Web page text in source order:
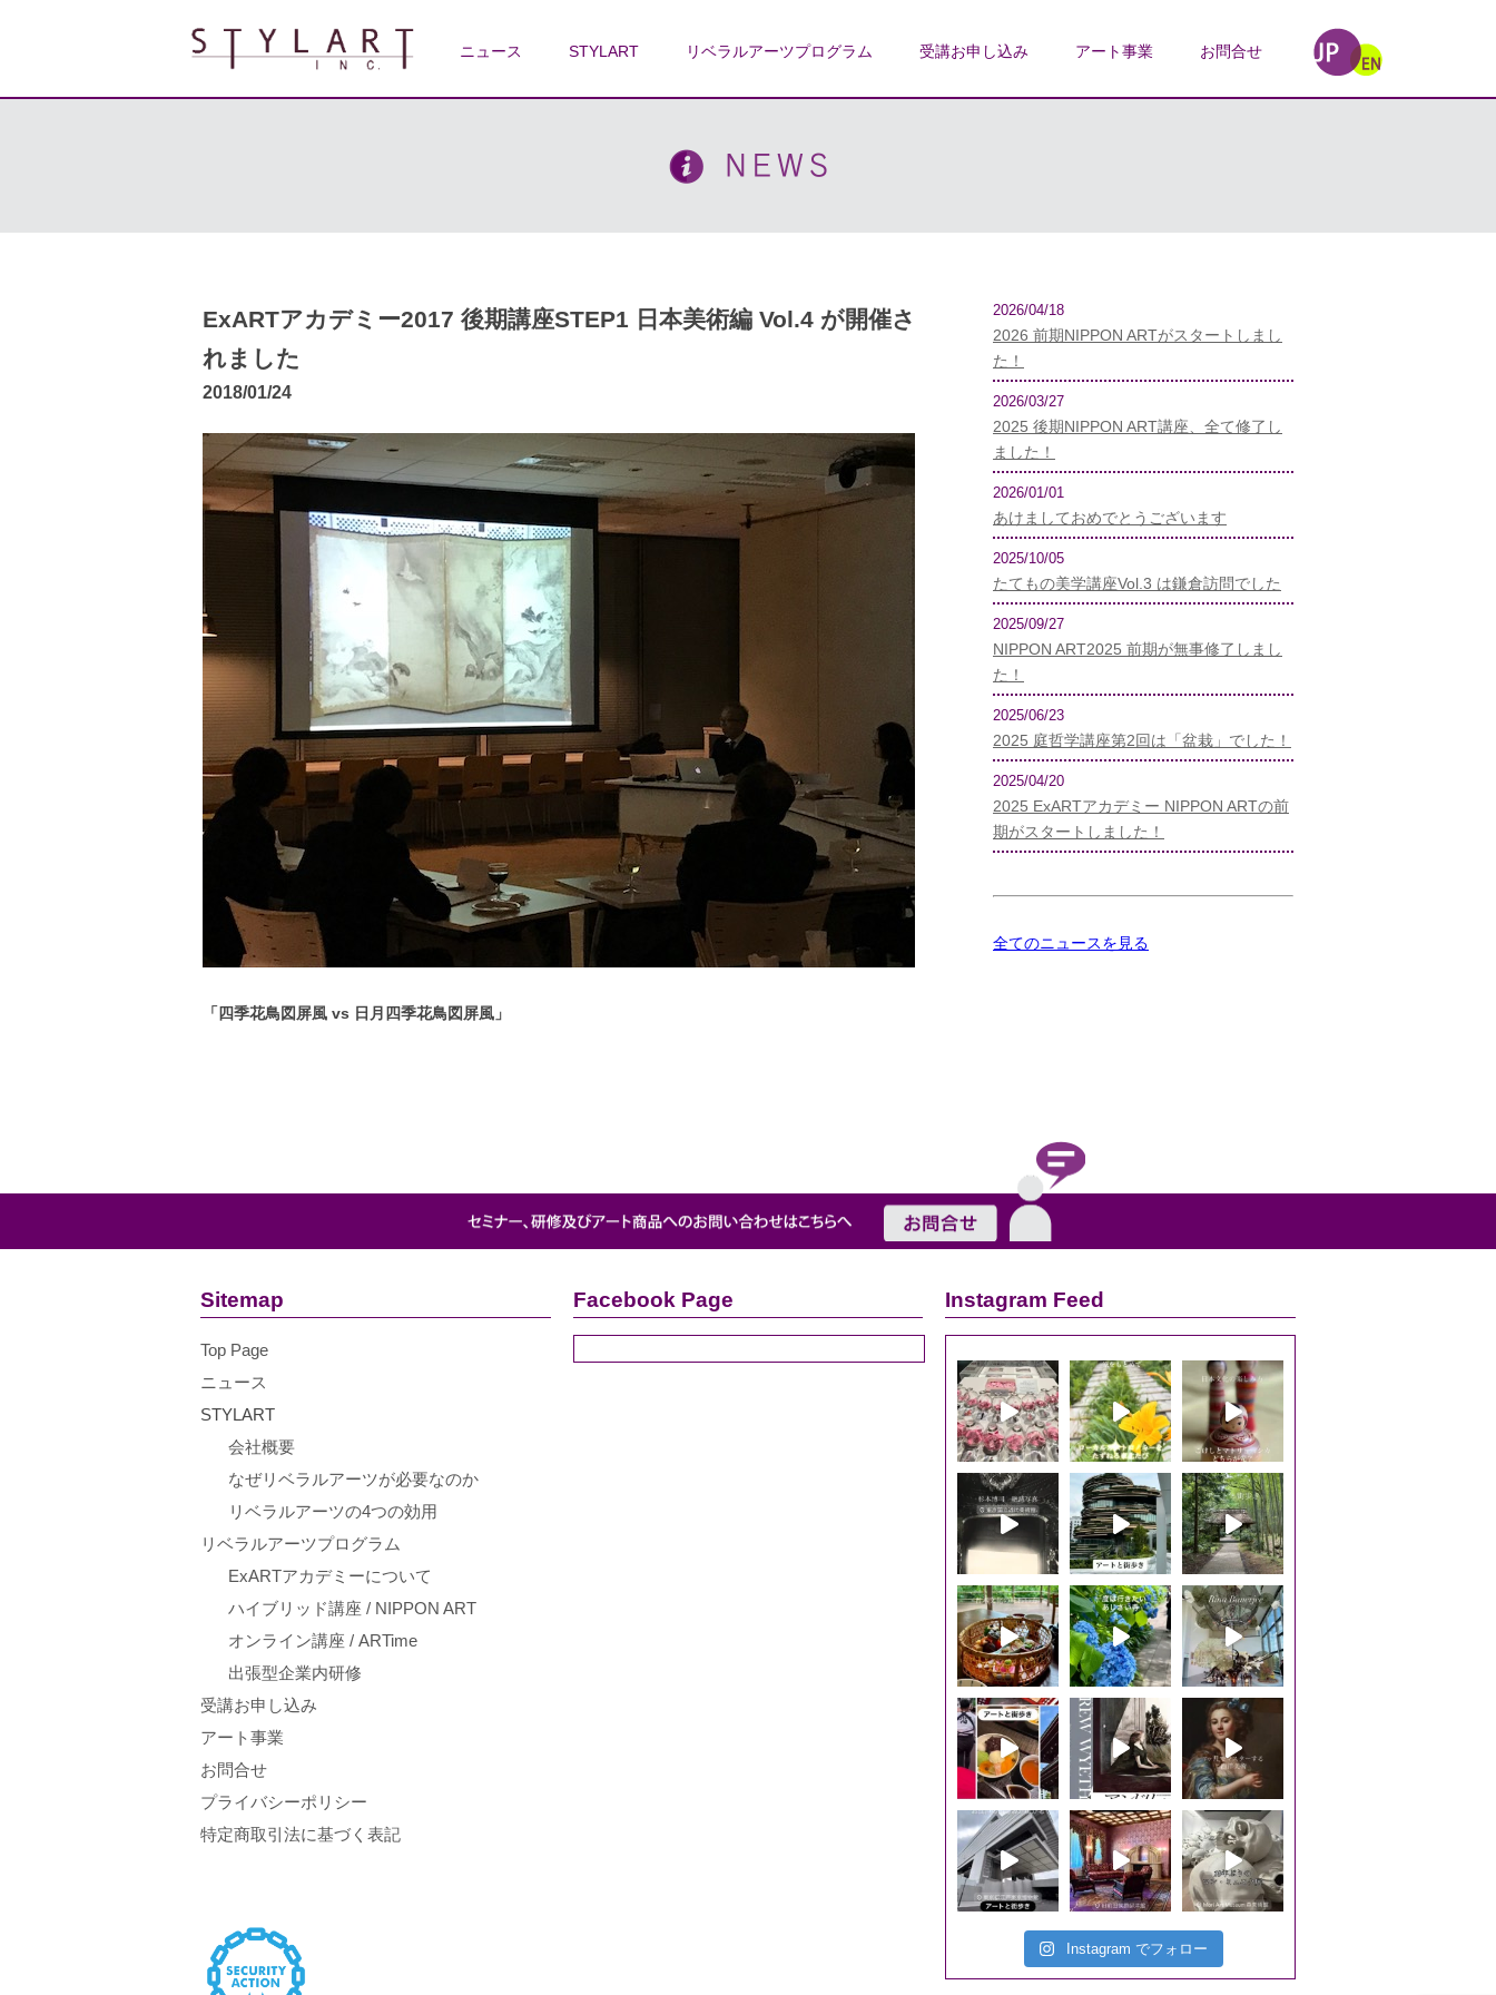
ニュース STYLART リベラルアーツプログラム 受講お申し込み アート事業 お問合せ
ExARTアカデミー2017 後期講座STEP1 日本美術編 Vol.4 が開催さ
れました
2018/01/24
「四季花鳥図屏風 vs 日月四季花鳥図屏風」
2026/04/18
2026 前期NIPPON ARTがスタートしまし
た！
2026/03/27
2025 後期NIPPON ART講座、全て修了し
ました！
2026/01/01
あけましておめでとうございます
2025/10/05
たてもの美学講座Vol.3 は鎌倉訪問でした
2025/09/27
NIPPON ART2025 前期が無事修了しまし
た！
2025/06/23
2025 庭哲学講座第2回は「盆栽」でした！
2025/04/20
2025 ExARTアカデミー NIPPON ARTの前
期がスタートしました！
全てのニュースを見る
Sitemap
Top Page
ニュース
STYLART
会社概要
なぜリベラルアーツが必要なのか
リベラルアーツの4つの効用
リベラルアーツプログラム
ExARTアカデミーについて
ハイブリッド講座 / NIPPON ART
オンライン講座 / ARTime
出張型企業内研修
受講お申し込み
アート事業
お問合せ
プライバシーポリシー
特定商取引法に基づく表記
Facebook Page Instagram Feed
Instagram でフォロー